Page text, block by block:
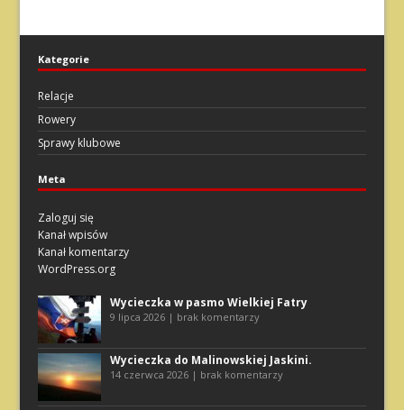
Kategorie
Relacje
Rowery
Sprawy klubowe
Meta
Zaloguj się
Kanał wpisów
Kanał komentarzy
WordPress.org
Wycieczka w pasmo Wielkiej Fatry
9 lipca 2026 | brak komentarzy
Wycieczka do Malinowskiej Jaskini.
14 czerwca 2026 | brak komentarzy